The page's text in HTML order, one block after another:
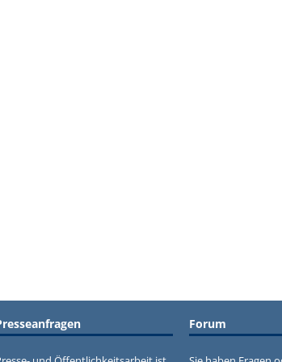
Forum